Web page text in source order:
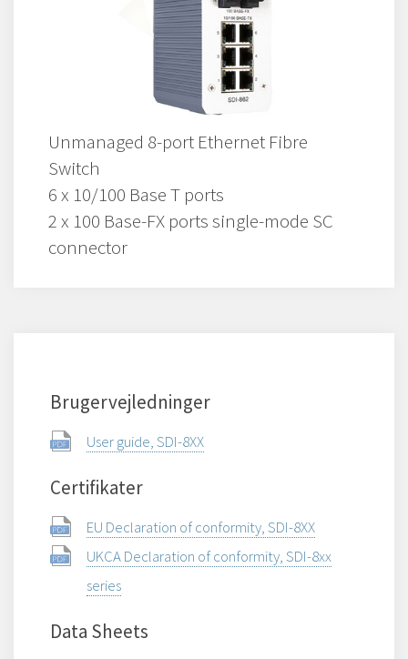
Unmanaged 8-port Ethernet Fibre
Switch
6 x 10/100 Base T ports
2 x 100 Base-FX ports single-mode SC
connector
Brugervejledninger
User guide, SDI-8XX
Certifikater
EU Declaration of conformity, SDI-8XX
UKCA Declaration of conformity, SDI-8xx
series
Data Sheets